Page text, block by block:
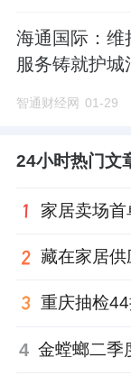
海通国际：维
服务铸就护城
智通财经网 01-29
24小时热门文
4